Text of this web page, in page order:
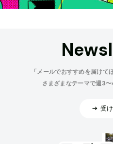
「メールでおすすめを届けて
さまざまなテーマで週3〜
受